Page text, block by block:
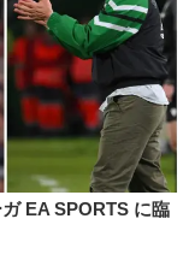
EA SPORTS に臨